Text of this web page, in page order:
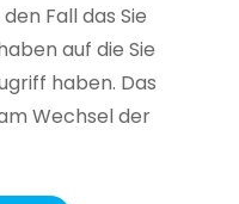
Fall das Sie
auf die Sie
haben. Das
Wechsel der